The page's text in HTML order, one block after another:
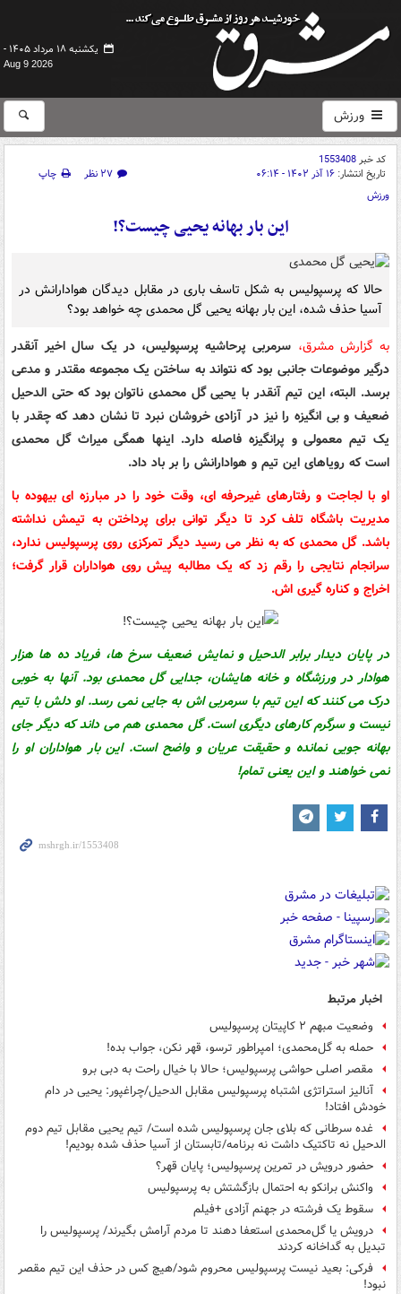
یکشنبه ۱۸ مرداد ۱۴۰۵ -
Aug 9 2026
ورزش
کد خبر1553408
تاریخ انتشار: ۱۶ آذر ۱۴۰۲ - ۰۶:۱۴ ۲۷ نظر
چاپ
ورزش
این بار بهانه یحیی چیست؟!
حالا که پرسپولیس به شکل تاسف باری در مقابل دیدگان هوادارانش در
آسیا حذف شده، این بار بهانه یحیی گل محمدی چه خواهد بود؟
به گزارش مشرق، سرمربی پرحاشیه پرسپولیس، در یک سال اخیر آنقدر
درگیر موضوعات جانبی بود که نتواند به ساختن یک مجموعه مقتدر و مدعی
برسد. البته، این تیم آنقدر با یحیی گل محمدی ناتوان بود که حتی الدحیل
ضعیف و بی انگیزه را نیز در آزادی خروشان نبرد تا نشان دهد که چقدر با
یک تیم معمولی و پرانگیزه فاصله دارد. اینها همگی میراث گل محمدی
است که رویاهای این تیم و هوادارانش را بر باد داد.
او با لجاجت و رفتارهای غیرحرفه ای، وقت خود را در مبارزه ای بیهوده با
مدیریت باشگاه تلف کرد تا دیگر توانی برای پرداختن به تیمش نداشته
باشد. گل محمدی که به نظر می رسید دیگر تمرکزی روی پرسپولیس ندارد،
سرانجام نتایجی را رقم زد که یک مطالبه پیش‌ روی هواداران قرار گرفت؛
اخراج و کناره گیری اش.
در پایان دیدار برابر الدحیل و نمایش ضعیف سرخ ها، فریاد ده ها هزار
هوادار در ورزشگاه و خانه هایشان، جدایی گل محمدی بود. آنها به خوبی
درک می کنند که این تیم با سرمربی اش به جایی نمی رسد. او دلش با تیم
نیست و سرگرم کارهای دیگری است. گل محمدی هم می داند که دیگر جای
بهانه جویی نمانده و حقیقت عریان و واضح است. این بار هواداران او را
نمی خواهند و این یعنی تمام!
اخبار مرتبط
وضعیت مبهم ۲ کاپیتان پرسپولیس
حمله به گل‌محمدی؛ امپراطور ترسو، قهر نکن، جواب بده!
مقصر اصلی حواشی پرسپولیس؛ حالا با خیال راحت به دبی برو
آنالیز استراتژی اشتباه پرسپولیس مقابل الدحیل/چراغپور: یحیی در دام
خودش افتاد!
غده سرطانی که بلای جان پرسپولیس شده است/ تیم یحیی مقابل تیم دوم
الدحیل نه تاکتیک داشت نه برنامه/تابستان از آسیا حذف شده بودیم!
حضور درویش در تمرین پرسپولیس؛ پایان قهر؟
واکنش برانکو به احتمال بازگشتش به پرسپولیس
سقوط یک فرشته در جهنم آزادی +فیلم
درویش یا گل‌محمدی استعفا دهند تا مردم آرامش بگیرند/ پرسپولیس را
تبدیل به گداخانه کردند
فرکی: بعید نیست پرسپولیس محروم شود/هیچ کس در حذف این تیم مقصر
نبود!